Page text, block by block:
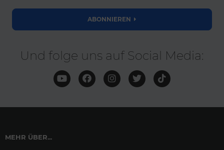
ABONNIEREN
Und folge uns auf Social Media:
MEHR ÜBER...